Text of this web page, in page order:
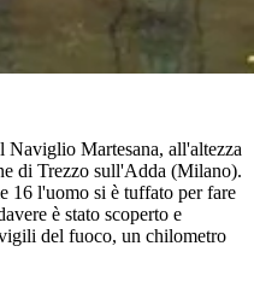
Naviglio Martesana, all'altezza
di Trezzo sull'Adda (Milano).
16 l'uomo si è tuffato per fare
è stato scoperto e
del fuoco, un chilometro